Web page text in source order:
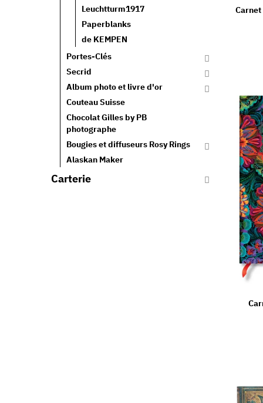
Leuchtturm1917
Paperblanks
de KEMPEN
Portes-Clés
Secrid
Album photo et livre d'or
Couteau Suisse
Chocolat Gilles by PB
photographe
Bougies et diffuseurs Rosy Rings
Alaskan Maker
Carterie